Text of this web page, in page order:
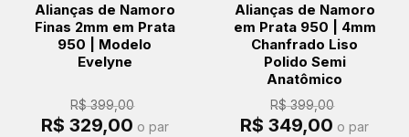
Alianças de Namoro
Finas 2mm em Prata
950 | Modelo
Evelyne
R$399,00
O
preço
R$ 329,00preço
o par
Alianças de Namoro
em Prata 950 | 4mm
Chanfrado Liso
Polido Semi
Anatômico
R$399,00
O
preço
R$ 349,00 preço
o par